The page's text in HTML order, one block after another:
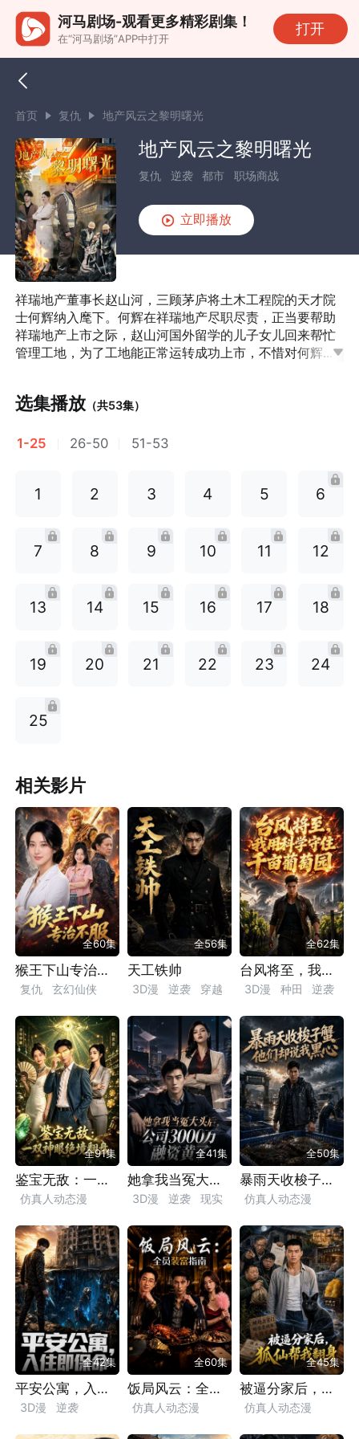
河马剧场-观看更多精彩剧集！
在“河马剧场”APP中打开
打开
首页 复仇 地产风云之黎明曙光
地产风云之黎明曙光
复仇 逆袭 都市 职场商战
立即播放
祥瑞地产董事长赵山河，三顾茅庐将土木工程院的天才院
士何辉纳入麾下。何辉在祥瑞地产尽职尽责，正当要帮助
祥瑞地产上市之际，赵山河国外留学的儿子女儿回来帮忙
管理工地，为了工地能正常运转成功上市，不惜对何辉...
选集播放 （共53集）
1-25 26-50 51-53
1 2 3 4 5 6
7 8 9 10 11 12
13 14 15 16 17 18
19 20 21 22 23 24
25
相关影片
全60集
猴王下山专治不服
复仇
玄幻仙侠
乡村
神医
情感
高手下山
漫剧
全56集
天工铁帅
3D漫 逆袭
穿越
全62集
台风将至，我用科学守住千亩葡萄园
3D漫 种田
逆袭
都市
漫剧
全91集
鉴宝无敌：一双神眼绝境翻盘
仿真人动态漫
权谋
都市
超能
漫剧
职场商战
全41集
她拿我当冤大头后，公司3000万融资黄了
3D漫 逆袭
现实
职场商战
全50集
暴雨天收梭子蟹他们却说我黑心
仿真人动态漫
小人物
现实
都市
漫剧
全42集
平安公寓，入住即保命
3D漫
逆袭
全60集
饭局风云：全员装富指南
仿真人动态漫
全45集
被逼分家后，狐仙帮我翻身
仿真人动态漫